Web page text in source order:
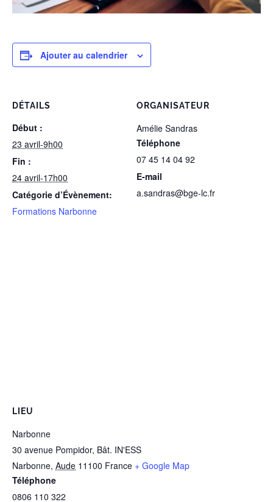
Ajouter au calendrier
DÉTAILS
Début :
23 avril-9h00
Fin :
24 avril-17h00
Catégorie d’Évènement:
Formations Narbonne
ORGANISATEUR
Amélie Sandras
Téléphone
07 45 14 04 92
E-mail
a.sandras@bge-lc.fr
LIEU
Narbonne
30 avenue Pompidor, Bât. IN'ESS
Narbonne, Aude 11100 France + Google Map
Téléphone
0806 110 322